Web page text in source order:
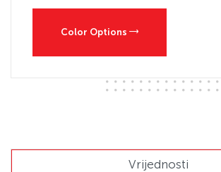
Color Options
Vrijednosti